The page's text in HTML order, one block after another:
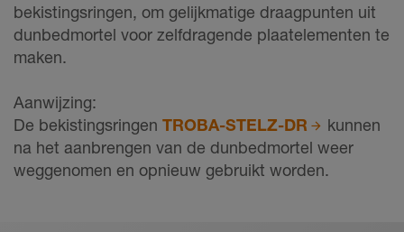
bekistingsringen, om gelijkmatige draagpunten uit
dunbedmortel voor zelfdragende plaatelementen te
maken.
Aanwijzing:
De bekistingsringen TROBA-STELZ-DR
kunnen
na het aanbrengen van de dunbedmortel weer
weggenomen en opnieuw gebruikt worden.